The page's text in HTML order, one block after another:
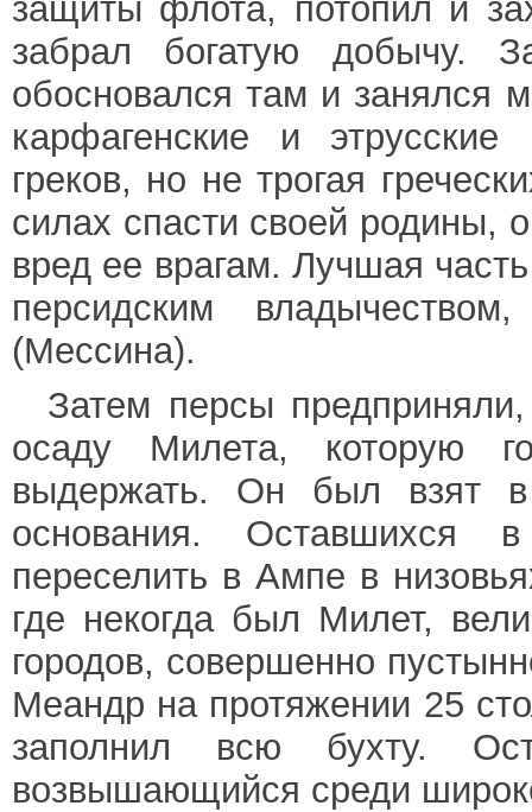
защиты флота, потопил и
забрал богатую добычу.
обосновался там и занялся
карфагенские и
греков, но не трогая
силах спасти своей родины,
вред ее врагам. Лучшая
персидским
(Мессина).
Затем персы
осаду Милета, которую
выдержать. Он был взят
основания.
переселить в Ампе в
где некогда был Милет,
городов, совершенно
Меандр на протяжении 25
заполнил всю бухту.
возвышающийся среди